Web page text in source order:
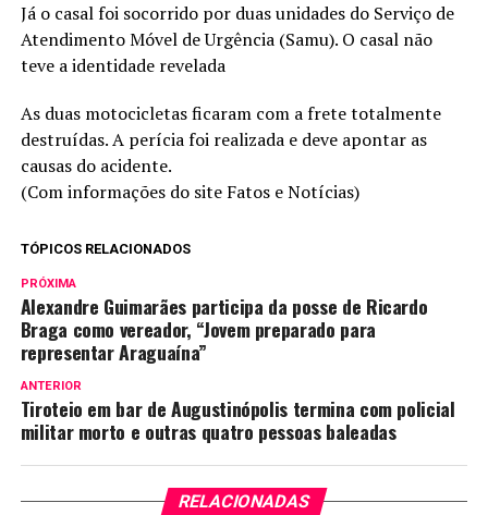
Já o casal foi socorrido por duas unidades do Serviço de
Atendimento Móvel de Urgência (Samu). O casal não
teve a identidade revelada
As duas motocicletas ficaram com a frete totalmente
destruídas. A perícia foi realizada e deve apontar as
causas do acidente.
(Com informações do site Fatos e Notícias)
TÓPICOS RELACIONADOS
PRÓXIMA
Alexandre Guimarães participa da posse de Ricardo
Braga como vereador, “Jovem preparado para
representar Araguaína”
ANTERIOR
Tiroteio em bar de Augustinópolis termina com policial
militar morto e outras quatro pessoas baleadas
RELACIONADAS